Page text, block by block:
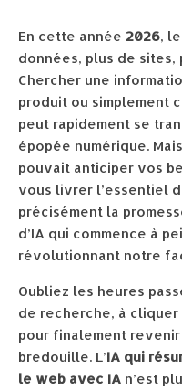
En cette année 2026,
données, plus de sites,
Chercher une
produit ou simplement
peut rapidement se
épopée numérique.
pouvait anticiper vos
vous livrer l’essentiel
précisément la
d’IA qui commence à
révolutionnant notre
Oubliez les heures
de recherche, à cliquer
pour finalement
bredouille. L’IA qui
le web avec IA n’est